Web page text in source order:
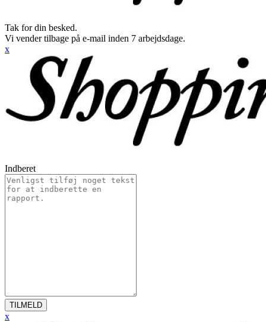
Tak for din besked.
Vi vender tilbage på e-mail inden 7 arbejdsdage.
x
Indberet
TILMELD
x